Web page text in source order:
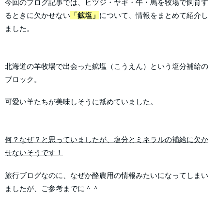
今回のブログ記事では、ヒツジ・ヤギ・牛・馬を牧場で飼育す
るときに欠かせない 「鉱塩」 について、情報をまとめて紹介し
ました。
北海道の羊牧場で出会った鉱塩（こうえん）という塩分補給の
ブロック。
可愛い羊たちが美味しそうに舐めていました。
何？なぜ？と思っていましたが、塩分とミネラルの補給に欠か
せないそうです！
旅行ブログなのに、なぜか酪農用の情報みたいになってしまい
ましたが、ご参考までに＾＾